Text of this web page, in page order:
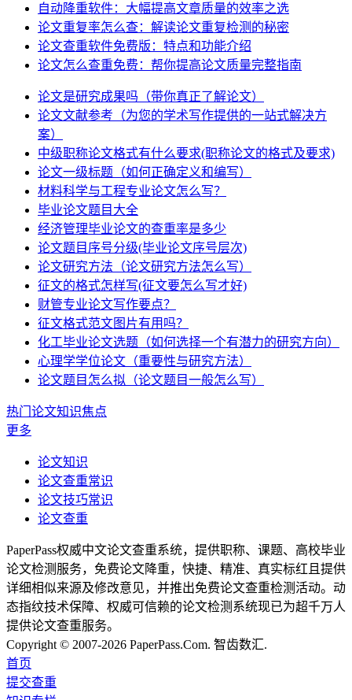
自动降重软件：大幅提高文章质量的效率之选
论文重复率怎么查：解读论文重复检测的秘密
论文查重软件免费版：特点和功能介绍
论文怎么查重免费：帮你提高论文质量完整指南
论文是研究成果吗（带你真正了解论文）
论文文献参考（为您的学术写作提供的一站式解决方
案）
中级职称论文格式有什么要求(职称论文的格式及要求)
论文一级标题（如何正确定义和编写）
材料科学与工程专业论文怎么写？
毕业论文题目大全
经济管理毕业论文的查重率是多少
论文题目序号分级(毕业论文序号层次)
论文研究方法（论文研究方法怎么写）
征文的格式怎样写(征文要怎么写才好)
财管专业论文写作要点？
征文格式范文图片有用吗？
化工毕业论文选题（如何选择一个有潜力的研究方向）
心理学学位论文（重要性与研究方法）
论文题目怎么拟（论文题目一般怎么写）
热门论文知识焦点
更多
论文知识
论文查重常识
论文技巧常识
论文查重
PaperPass权威中文论文查重系统，提供职称、课题、高校毕业
论文检测服务，免费论文降重，快捷、精准、真实标红且提供
详细相似来源及修改意见，并推出免费论文查重检测活动。动
态指纹技术保障、权威可信赖的论文检测系统现已为超千万人
提供论文查重服务。
Copyright © 2007-2026 PaperPass.Com. 智齿数汇.
首页
提交查重